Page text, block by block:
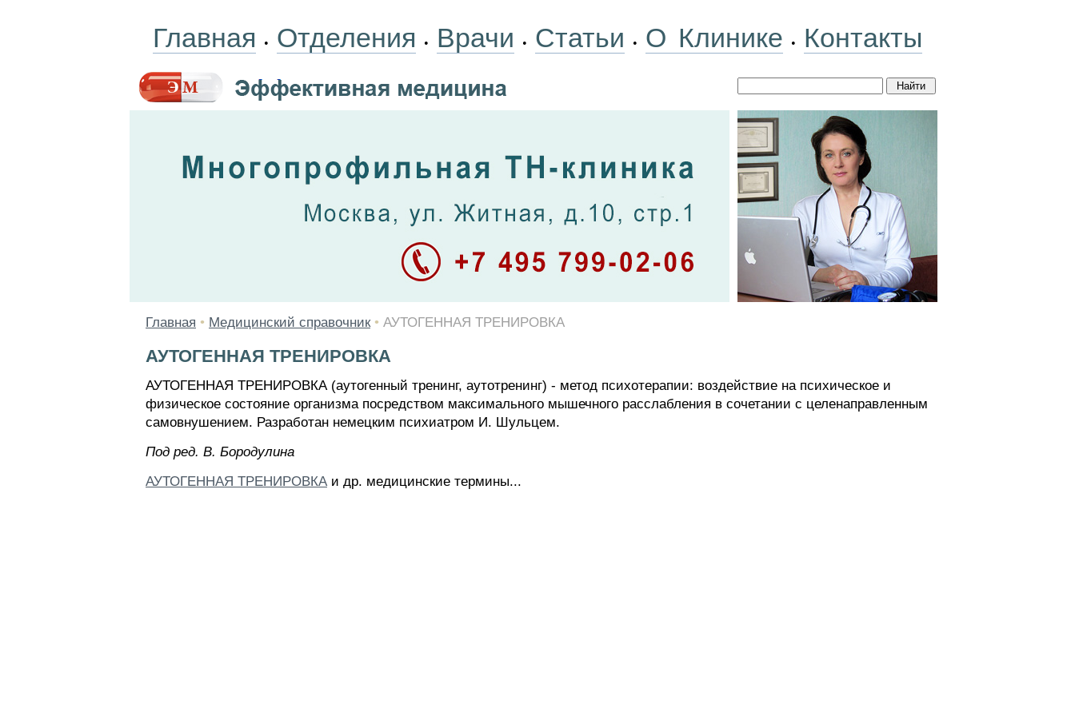
Главная • Отделения • Врачи • Статьи • О Клинике • Контакты
Главная • Медицинский справочник • АУТОГЕННАЯ ТРЕНИРОВКА
АУТОГЕННАЯ ТРЕНИРОВКА
АУТОГЕННАЯ ТРЕНИРОВКА (аутогенный тренинг, аутотренинг) - метод психотерапии: воздействие на психическое и
физическое состояние организма посредством максимального мышечного расслабления в сочетании с целенаправленным
самовнушением. Разработан немецким психиатром И. Шульцем.
Пoд peд. B. Бopoдyлинa
АУТОГЕННАЯ ТРЕНИРОВКА и др. медицинские термины...